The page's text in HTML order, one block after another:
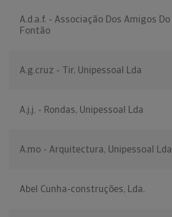
A.d.a.f. - Associação Dos Amigos Do
Fontão
A.g.cruz - Tir, Unipessoal Lda
A.j.j. - Rondas, Unipessoal Lda
A.mo - Arquitectura, Unipessoal Lda
Abel Cunha-construções, Lda.